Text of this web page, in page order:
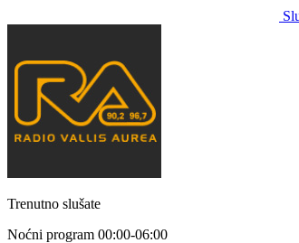
Trenutno slušate
Noćni program 00:00-06:00